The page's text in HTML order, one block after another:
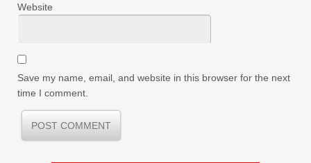
Website
Save my name, email, and website in this browser for the next
time I comment.